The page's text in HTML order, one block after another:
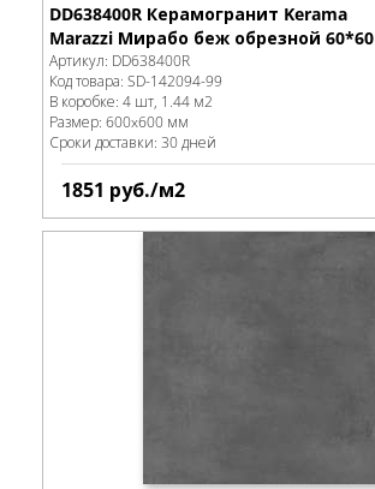
DD638400R Керамогранит Kerama
Marazzi Мирабо беж обрезной 60*60
Артикул: DD638400R
Код товара: SD-142094-99
В коробке: 4 шт, 1.44 м2
Размер: 600x600 мм
Сроки доставки: 30 дней
1851 руб./м2